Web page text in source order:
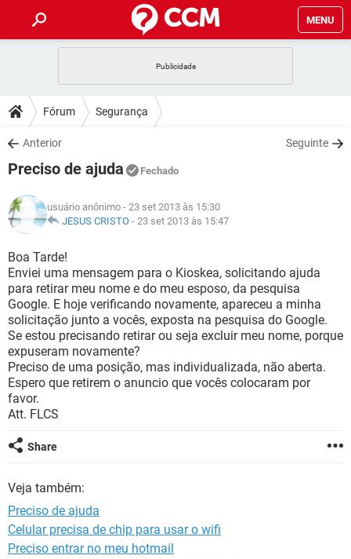
MENU
CELULAR
OUTLOOK
INSTAGRAM
GUIA DE COMPRAS
DICAS
JOGOS
INSTAGRAM GMAIL
GUIA DE COMPRAS
DOWNLOADS
JOGOS
CELULAR
OUTLOOK EXCEL
INSTAGRAM
GUIA DE COMPRAS
JOGOS WHATSAPP
CELULAR
OUTLOOK
INSTAGRAM GMAIL
GUIA DE COMPRAS
GLOSSÁRIO
JOGOS
CELULAR FACEBOOK
OUTLOOK EXCEL
INSTAGRAM GMAIL
GUIA DE COMPRAS
Fórum Segurança
Anterior Seguinte
Preciso de ajuda Fechado
usuário anônimo - 23 set 2013 às 15:30
JESUS CRISTO - 23 set 2013 às 15:47
Boa Tarde!
Enviei uma mensagem para o Kioskea, solicitando ajuda
para retirar meu nome e do meu esposo, da pesquisa
Google. E hoje verificando novamente, apareceu a minha
solicitação junto a vocês, exposta na pesquisa do Google.
Se estou precisando retirar ou seja excluir meu nome, porque
expuseram novamente?
Preciso de uma posição, mas individualizada, não aberta.
Espero que retirem o anuncio que vocês colocaram por
favor.
Att. FLCS
Share
Veja também:
Preciso de ajuda
Celular precisa de chip para usar o wifi
Preciso entrar no meu hotmail